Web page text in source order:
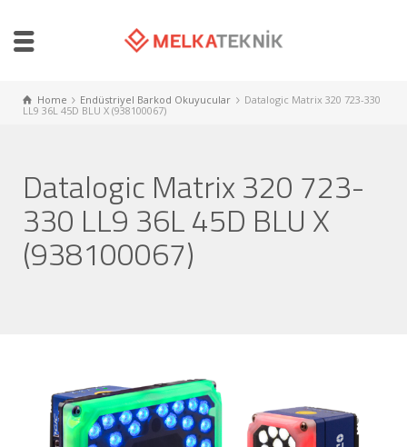
Home Endüstriyel Barkod Okuyucular
Datalogic Matrix 320 723-330
LL9 36L 45D BLU X (938100067)
Datalogic Matrix 320 723-
330 LL9 36L 45D BLU X
(938100067)